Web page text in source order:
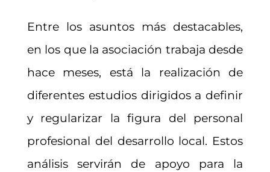
Entre los asuntos más destacables,
en los que la asociación trabaja desde
hace meses, está la realización de
diferentes estudios dirigidos a definir
y regularizar la figura del personal
profesional del desarrollo local. Estos
análisis servirán de apoyo para la